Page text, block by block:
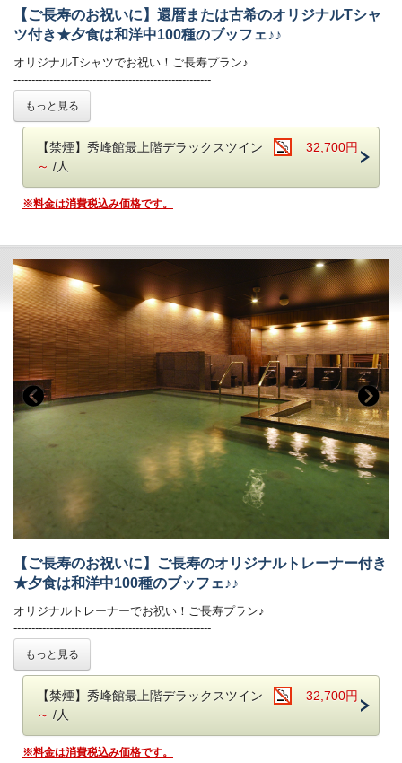
※お食事時間は90分目安でお願いしております。
ご朝食時間は、7時から9時の間でご利用いただけます。
傷を癒す温泉と言い伝えられている 名湯 鬼怒川温泉
当館では自家源泉「子宝の湯」を所有しており、体の芯から温まる効能
もあり、ご好評をいただいております。2015年4月30日にリニューアル
オープンいたしました、開放感あふれる空中庭園露天風呂にて、是非ゆ
っくりと湯をお楽しみください！
・振れば願いが叶う打ち出の小槌をテーマにした4種の貸切風呂がござ
います。
■客室
詳しくはお部屋詳細をご確認ください。
【お食事時間について】
ご夕食時間は、当日チェックイン時にご案内いたします。
早いお時間帯が満席となり次第、遅いお時間でのご案内となります。
予めご了承ください。（最終入場：20時 会場は21時CLOSE）
※お食事時間は90分目安でお願いしております。
ご朝食時間は、7時から9時の間でご利用いただけます。
■温泉
傷を癒す温泉と言い伝えられている 名湯 鬼怒川温泉
当館では自家源泉「子宝の湯」を所有しており
・秀峰館13階に空中庭園露天風呂がございます。
・大浴場は秀峰館 八番館それぞれにございます。
ライヤーをご利用いただけます。
・大浴場にはシャンプーバーをご用意しております。
・振れば願いが叶う打ち出の小槌をテーマにした4種の貸切風呂がござ
います。
■客室
詳しくはお部屋詳細をご確認ください。
【ご長寿のお祝いに】還暦または古希のオリジナルTシャ
ツ付き★夕食は和洋中100種のブッフェ♪♪
オリジナルTシャツでお祝い！ご長寿プラン♪
-------------------------------------------------------
お祝いにピッタリの特典を豊富にお付けいたしました◎
＊Tシャツにはご希望のお名前、お日にちを入れることができます。
＊サイズもお選びいただけますので、備考欄に必ずご記載ください。
（サイズはS、M、L、XL、XXLがございます。）
1．オリジナルTシャツ（還暦・古希）（ご本人様分、お一組に1枚）
※Tシャツにはお名前と日付を入れることができます。
2．メッセージカード作成サービス（お一組に1枚）
3. 栃木のお酒「愛米魅 I MY ME（アイマイミー）」金の純米酒
（200ml）（大人の方のみ、お一人様1本）
※チェックイン前にお部屋の冷蔵庫にご用意いたします。
※お食事会場へのお持ち込みはご遠慮ください。
4. 【公式HP限定特典】あさや小槌金つばプレゼント（お一組に1箱）
夕食：ブッフェ（バイキング） 朝食：ブッフェ（バイキング）
夕食ブッフェでは和洋中100種のメニュー（100品）をご用意しており
オープンキッチンでは揚げたての天ぷらや焼きたてのステーキ、
オーダー式のパスタなどがご好評いただいております。
新鮮野菜が並ぶサラダコーナーやショーケースの中で輝く前菜、
目にも美しいデザートコーナーは女性のお客様に大好評です。
朝食ブッフェは和洋60種。ごはん・パンどちらもご用意しております。
焼き立てのフレンチトースト、お好みの具材を選べるトッピングオムレ
ツが人気。
オリジナルの「あさや特製和牛カレー」も。
【お食事時間について】
ご夕食時間は、当日チェックイン時にご案内いたします。
早いお時間帯が満席となり次第、遅いお時間でのご案内となります。
※お食事時間は90分目安でお願いしております。
もっと見る
【禁煙】秀峰館最上階デラックスツイン
32,700円
～ /人
※料金は消費税込み価格です。
【ご長寿のお祝いに】ご長寿のオリジナルトレーナー付き
★夕食は和洋中100種のブッフェ♪♪
オリジナルトレーナーでお祝い！ご長寿プラン♪
-------------------------------------------------------
お祝いにピッタリの特典をお付けいたしました☆
トレーナーにはご希望のお名前を入れることができます♪
サイズもお選びいただけますので、備考欄に必ずご記載ください！
もっと見る
【禁煙】秀峰館最上階デラックスツイン
32,700円
～ /人
※料金は消費税込み価格です。